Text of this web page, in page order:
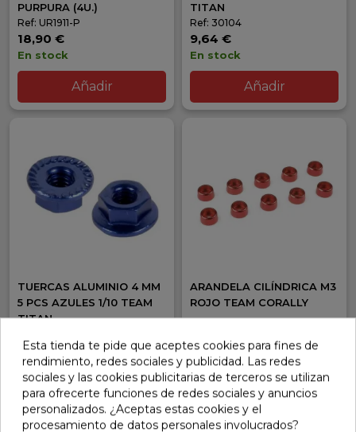
PURPURA (4U.)
Ref: UR1911-P
18,90 €
En stock
Añadir
TITAN
Ref: 30104
9,64 €
En stock
Añadir
TUERCAS ALUMINIO 4 MM
5 PCS AZULES 1/10 TEAM
TITAN
4,96 €
En stock
Añadir
ARANDELA CILÍNDRICA M3
ROJO TEAM CORALLY
5,95 €
En stock
Añadir
Esta tienda te pide que aceptes cookies para fines de
rendimiento, redes sociales y publicidad. Las redes
sociales y las cookies publicitarias de terceros se utilizan
para ofrecerte funciones de redes sociales y anuncios
personalizados. ¿Aceptas estas cookies y el
procesamiento de datos personales involucrados?